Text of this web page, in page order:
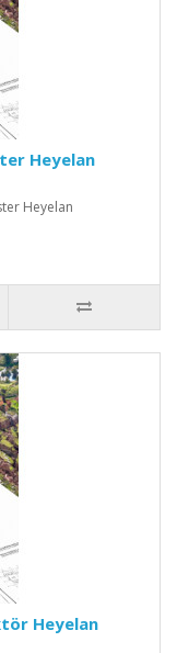
Heyelan
Heyelan
Heyelan